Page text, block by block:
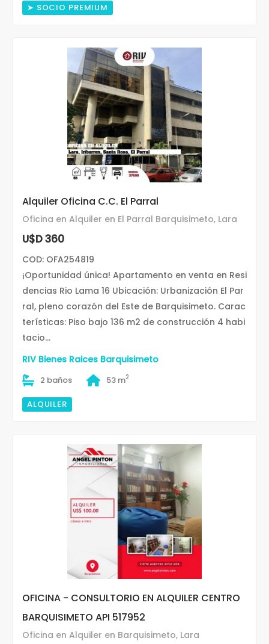
➤ SOCIO PREMIUM
Alquiler Oficina C.C. El Parral
Oficina en Alquiler en El Parral Barquisimeto, Lara
U$D 360
COD: OFA254819
¡Oportunidad única! Apartamento en venta en Resi
dencias Rio Lama 16 Ubicación: Urbanización El Par
ral, pleno corazón del Este de Barquisimeto. Carac
terísticas: Piso bajo 136 m2 de construcción 4 habi
tacio...
RIV Bienes Raices Barquisimeto
2 baños 53 m2
ALQUILER
OFICINA - CONSULTORIO EN ALQUILER CENTRO
BARQUISIMETO API 517952
Oficina en Alquiler en Barquisimeto, Lara